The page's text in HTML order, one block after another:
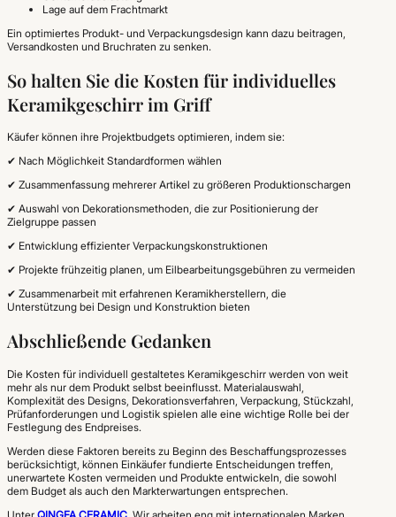
Lage auf dem Frachtmarkt
Ein optimiertes Produkt- und Verpackungsdesign kann dazu beitragen,
Versandkosten und Bruchraten zu senken.
So halten Sie die Kosten für individuelles
Keramikgeschirr im Griff
Käufer können ihre Projektbudgets optimieren, indem sie:
✔ Nach Möglichkeit Standardformen wählen
✔ Zusammenfassung mehrerer Artikel zu größeren Produktionschargen
✔ Auswahl von Dekorationsmethoden, die zur Positionierung der
Zielgruppe passen
✔ Entwicklung effizienter Verpackungskonstruktionen
✔ Projekte frühzeitig planen, um Eilbearbeitungsgebühren zu vermeiden
✔ Zusammenarbeit mit erfahrenen Keramikherstellern, die
Unterstützung bei Design und Konstruktion bieten
Abschließende Gedanken
Die Kosten für individuell gestaltetes Keramikgeschirr werden von weit
mehr als nur dem Produkt selbst beeinflusst. Materialauswahl,
Komplexität des Designs, Dekorationsverfahren, Verpackung, Stückzahl,
Prüfanforderungen und Logistik spielen alle eine wichtige Rolle bei der
Festlegung des Endpreises.
Werden diese Faktoren bereits zu Beginn des Beschaffungsprozesses
berücksichtigt, können Einkäufer fundierte Entscheidungen treffen,
unerwartete Kosten vermeiden und Produkte entwickeln, die sowohl
dem Budget als auch den Markterwartungen entsprechen.